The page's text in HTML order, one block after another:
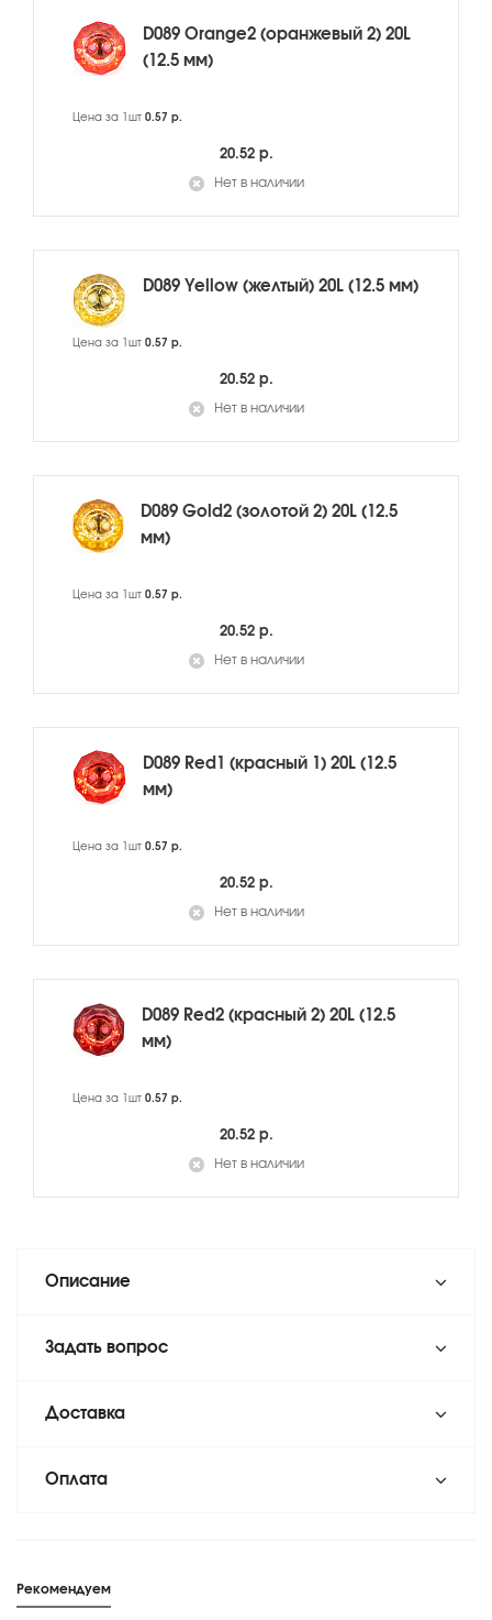
D089 Orange2 (оранжевый 2) 20L
(12.5 мм)
Цена за 1шт 0.57 р.
20.52 р.
Нет в наличии
D089 Yellow (желтый) 20L (12.5 мм)
Цена за 1шт 0.57 р.
20.52 р.
Нет в наличии
D089 Gold2 (золотой 2) 20L (12.5
мм)
Цена за 1шт 0.57 р.
20.52 р.
Нет в наличии
D089 Red1 (красный 1) 20L (12.5
мм)
Цена за 1шт 0.57 р.
20.52 р.
Нет в наличии
D089 Red2 (красный 2) 20L (12.5
мм)
Цена за 1шт 0.57 р.
20.52 р.
Нет в наличии
Описание
Задать вопрос
Доставка
Оплата
Рекомендуем